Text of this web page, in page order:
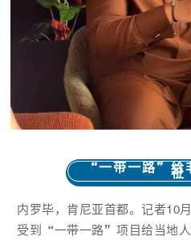
“一带一路”给
祉
内罗毕，肯尼亚首都。记者10
受到“一带一路”项目给当地人